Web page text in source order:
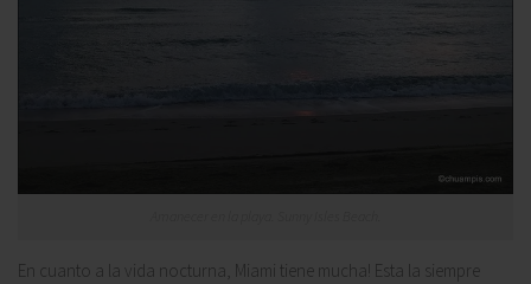
En cuanto a la vida nocturna, Miami tiene mucha! Esta la siempre